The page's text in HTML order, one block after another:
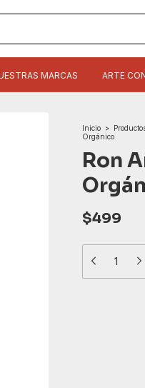
MARCAS ARTE
Inicio >
Orgánico
Ron
$499